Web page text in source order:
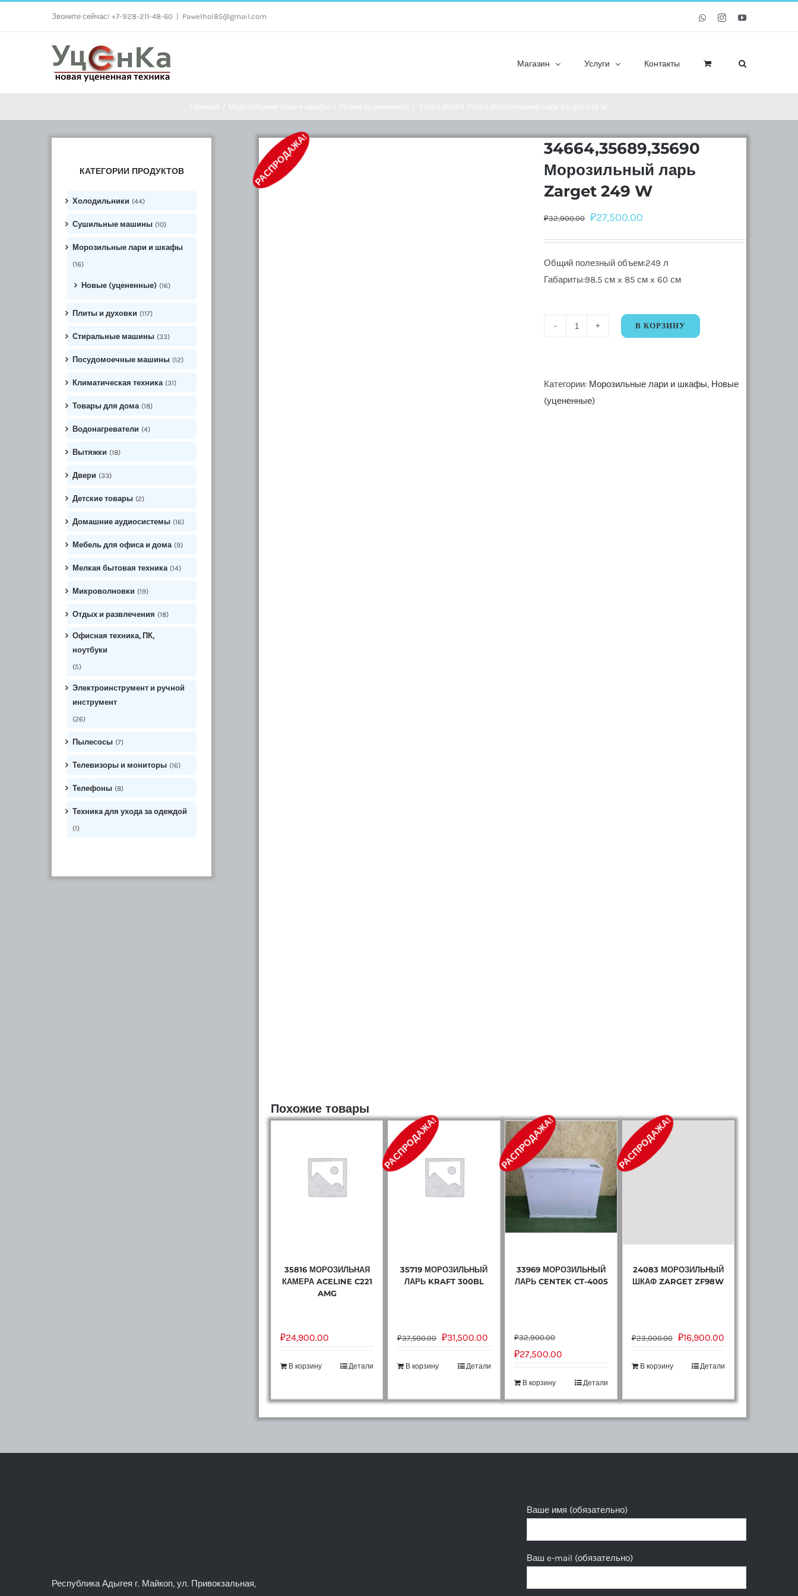
Звоните сейчас! +7-928-211-48-60 Pawelhol85@gmail.com WhatsappInstagramYouTube
Магазин Услуги Контакты
РАСПРОДАЖА!
34664,35689,35690
Морозильный ларь
Zarget 249 W
₽32,900.00 ₽27,500.00
Общий полезный объем:249 л
Габариты:98.5 см x 85 см x 60 см
Количество
ларь
Zarget
В КОРЗИНУ
Категории: Морозильные лари и шкафы, Новые
(уцененные)
Похожие товары
35816 МОРОЗИЛЬНАЯ
КАМЕРА ACELINE C221
AMG
₽24,900.00
В корзину Детали
РАСПРОДАЖА!
35719 МОРОЗИЛЬНЫЙ
ЛАРЬ KRAFT 300BL
₽37,500.00 ₽31,500.00
В корзину Детали
РАСПРОДАЖА!
33969 МОРОЗИЛЬНЫЙ
ЛАРЬ CENTEK CT-4005
₽32,900.00
₽27,500.00
В корзину Детали
РАСПРОДАЖА!
24083 МОРОЗИЛЬНЫЙ
ШКАФ ZARGET ZF98W
₽23,000.00 ₽16,900.00
В корзину Детали
КАТЕГОРИИ ПРОДУКТОВ
Холодильники (44)
Сушильные машины (10)
Морозильные лари и шкафы
(16)
Новые (уцененные) (16)
Плиты и духовки (117)
Стиральные машины (33)
Посудомоечные машины (12)
Климатическая техника (31)
Товары для дома (18)
Водонагреватели (4)
Вытяжки (18)
Двери (33)
Детские товары (2)
Домашние аудиосистемы (16)
Мебель для офиса и дома (9)
Мелкая бытовая техника (14)
Микроволновки (19)
Отдых и развлечения (18)
Офисная техника, ПК,
ноутбуки
(5)
Электроинструмент и ручной
инструмент
(26)
Пылесосы (7)
Телевизоры и мониторы (16)
Телефоны (8)
Техника для ухода за одеждой
(1)
Республика Адыгея г. Майкоп, ул. Привокзальная,
Ваше имя (обязательно)
Ваш e-mail (обязательно)